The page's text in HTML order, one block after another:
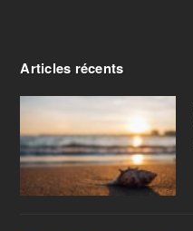
Articles récents